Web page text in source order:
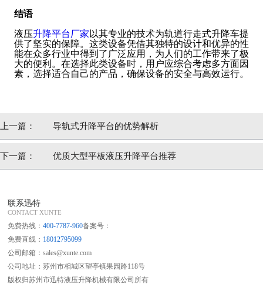
结语
液压升降平台厂家 以其专业的技术为轨道行走式升降车提
供了坚实的保障。这类设备凭借其独特的设计和优异的性
能在众多行业中得到了广泛应用，为人们的工作带来了极
大的便利。在选择此类设备时，用户应综合考虑多方面因
素，选择适合自己的产品，确保设备的安全与高效运行。
上一篇： 导轨式升降平台的优势解析
下一篇： 优质大型平板液压升降平台推荐
联系迅特
CONTACT XUNTE
免费热线：400-7787-960备案号：
免费直线： 18012795099
公司邮箱：sales@xunte.com
公司地址：苏州市相城区望亭镇果园路118号
版权归苏州市迅特液压升降机械有限公司所有